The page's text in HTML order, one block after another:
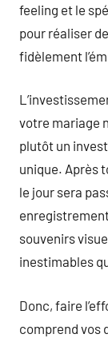
feeling et le
pour réaliser
fidèlement
votre mariage
plutôt un
unique. Après
le jour sera
souvenirs
inestimables
Donc, faire
comprend vos